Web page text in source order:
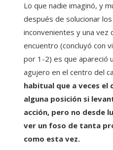
Lo que nadie imaginó, y
después de solucionar los
inconvenientes y una vez
encuentro (concluyó con
por 1-2) es que apareció
agujero en el centro del
habitual que a veces el
alguna posición si
acción, pero no desde
ver un foso de tanta
como esta vez.